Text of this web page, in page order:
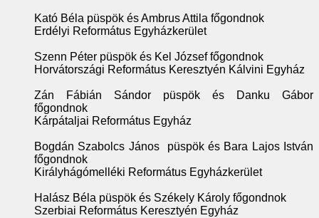
Kató Béla püspök és Ambrus Attila főgondnok
Erdélyi Református Egyházkerület
Szenn Péter püspök és Kel József főgondnok
Horvátországi Református Keresztyén Kálvini Egyház
Zán Fábián Sándor püspök és Danku Gábor
főgondnok
Kárpátaljai Református Egyház
Bogdán Szabolcs János püspök és Bara Lajos István
főgondnok
Királyhágómelléki Református Egyházkerület
Halász Béla püspök és Székely Károly főgondnok
Szerbiai Református Keresztyén Egyház